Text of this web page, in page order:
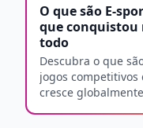
O que são E-
que conquistou
todo
Descubra o que
jogos
cresce